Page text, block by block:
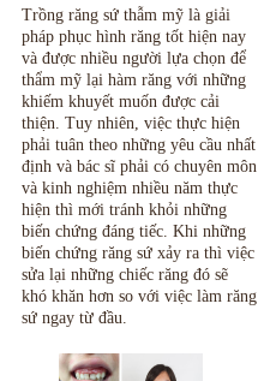
KHÔNG RÕ RÀNG.
Trồng răng sứ thẫm mỹ là giải
pháp phục hình răng tốt hiện nay
và được nhiều người lựa chọn để
thẩm mỹ lại hàm răng với những
khiếm khuyết muốn được cải
thiện. Tuy nhiên, việc thực hiện
phải tuân theo những yêu cầu nhất
định và bác sĩ phải có chuyên môn
và kinh nghiệm nhiều năm thực
hiện thì mới tránh khỏi những
biến chứng đáng tiếc. Khi những
biến chứng răng sứ xảy ra thì việc
sửa lại những chiếc răng đó sẽ
khó khăn hơn so với việc làm răng
sứ ngay từ đầu.